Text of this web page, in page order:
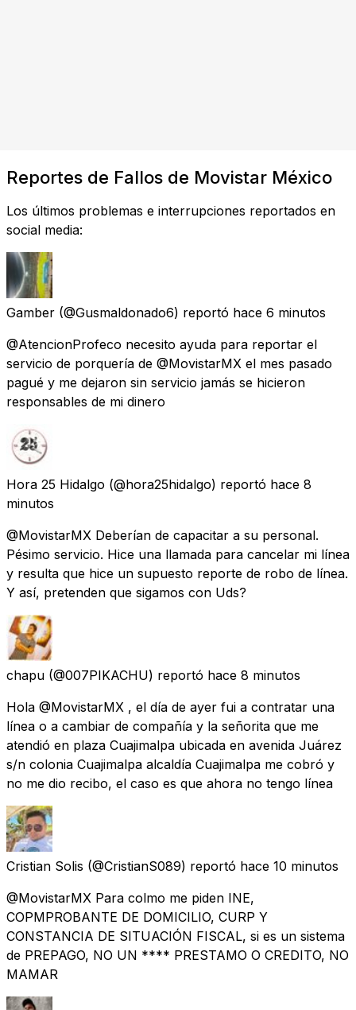
Reportes de Fallos de Movistar México
Los últimos problemas e interrupciones reportados en
social media:
Gamber (@Gusmaldonado6) reportó hace 6 minutos
@AtencionProfeco necesito ayuda para reportar el
servicio de porquería de @MovistarMX el mes pasado
pagué y me dejaron sin servicio jamás se hicieron
responsables de mi dinero
Hora 25 Hidalgo (@hora25hidalgo) reportó hace 8
minutos
@MovistarMX Deberían de capacitar a su personal.
Pésimo servicio. Hice una llamada para cancelar mi línea
y resulta que hice un supuesto reporte de robo de línea.
Y así, pretenden que sigamos con Uds?
chapu (@007PIKACHU) reportó hace 8 minutos
Hola @MovistarMX , el día de ayer fui a contratar una
línea o a cambiar de compañía y la señorita que me
atendió en plaza Cuajimalpa ubicada en avenida Juárez
s/n colonia Cuajimalpa alcaldía Cuajimalpa me cobró y
no me dio recibo, el caso es que ahora no tengo línea
Cristian Solis (@CristianS089) reportó hace 10 minutos
@MovistarMX Para colmo me piden INE,
COPMPROBANTE DE DOMICILIO, CURP Y
CONSTANCIA DE SITUACIÓN FISCAL, si es un sistema
de PREPAGO, NO UN **** PRESTAMO O CREDITO, NO
MAMAR